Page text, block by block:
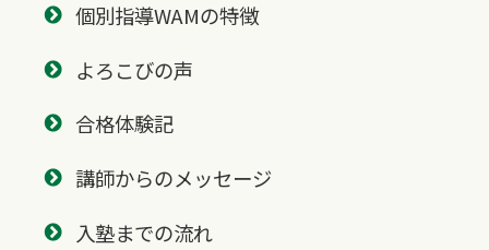
個別指導WAMの特徴
よろこびの声
合格体験記
講師からのメッセージ
入塾までの流れ